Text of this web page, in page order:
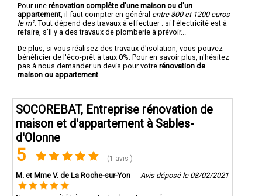
Pour une rénovation complête d'une maison ou d'un
appartement , il faut compter en général entre 800 et 1200 euros
le m². Tout dépend des travaux à effectuer : si l'électricité est à
refaire, s'il y a des travaux de plomberie à prévoir...
De plus, si vous réalisez des travaux d'isolation, vous pouvez
bénéficier de l'éco-prêt à taux 0%. Pour en savoir plus, n'hésitez
pas à nous demander un devis pour votre rénovation de
maison ou appartement
SOCOREBAT, Entreprise rénovation de
maison et d'appartement à Sables-
d'Olonne
5 (1 avis )
M. et Mme V. de La Roche-sur-Yon Avis déposé le 08/02/2021